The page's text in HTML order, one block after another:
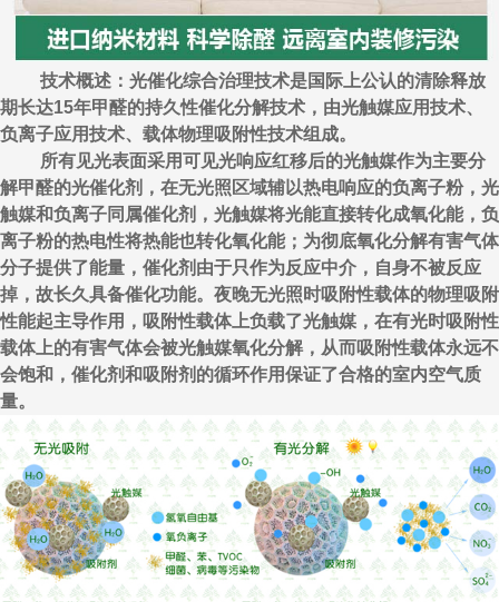
技术概述：光催化综合治理技术是国际上公认的清除释放
期长达15年甲醛的持久性催化分解技术，由光触媒应用技术、
负离子应用技术、载体物理吸附性技术组成。
所有见光表面采用可见光响应红移后的光触媒作为主要分
解甲醛的光催化剂，在无光照区域辅以热电响应的负离子粉，光
触媒和负离子同属催化剂，光触媒将光能直接转化成氧化能，负
离子粉的热电性将热能也转化氧化能；为彻底氧化分解有害气体
分子提供了能量，催化剂由于只作为反应中介，自身不被反应
掉，故长久具备催化功能。夜晚无光照时吸附性载体的物理吸附
性能起主导作用，吸附性载体上负载了光触媒，在有光时吸附性
载体上的有害气体会被光触媒氧化分解，从而吸附性载体永远不
会饱和，催化剂和吸附剂的循环作用保证了合格的室内空气质
量。